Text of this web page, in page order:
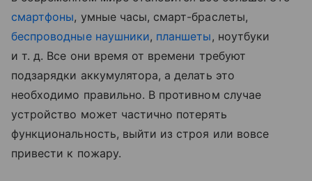
смартфоны, умные часы, смарт-браслеты,
беспроводные наушники, планшеты , ноутбуки
и т. д. Все они время от времени требуют
подзарядки аккумулятора, а делать это
необходимо правильно. В противном случае
устройство может частично потерять
функциональность, выйти из строя или вовсе
привести к пожару.